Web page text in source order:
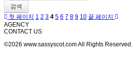
검색
첫 페이지 1 2 3 4 5 6 7 8 9 10 끝 페이지
AGENCY
CONTACT US
©2026 www.sassyscot.com All Rights Reserved.